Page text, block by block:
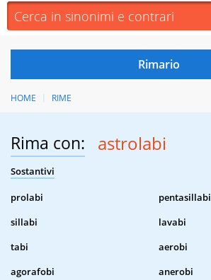
HOME RIME
Rima con: astrolabi
Sostantivi
prolabi
pentasillabi
sillabi
lavabi
tabi
aerobi
agorafobi
anerobi